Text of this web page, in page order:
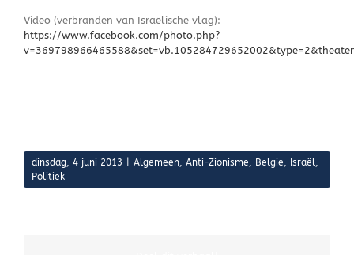
Video (verbranden van Israëlische vlag):
https://www.facebook.com/photo.php?
v=369798966465588&set=vb.105284729652002&type=2&theater
dinsdag, 4 juni 2013 Algemeen, Anti-Zionisme, Belgie, Israël,
Politiek